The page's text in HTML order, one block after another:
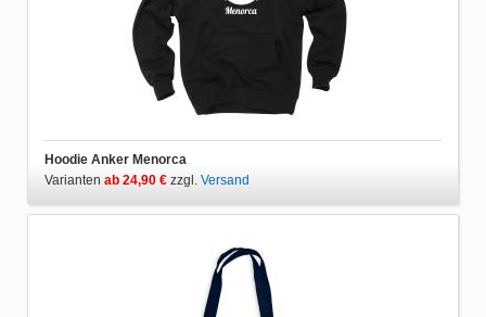
Hoodie Anker Menorca
Varianten ab 24,90 € zzgl. Versand